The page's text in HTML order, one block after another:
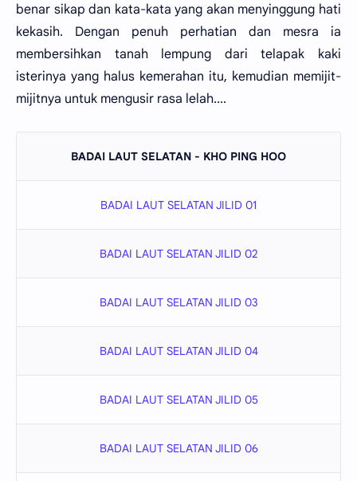
benar sikap dan kata-kata yang akan menyinggung hati
kekasih. Dengan penuh perhatian dan mesra ia
membersihkan tanah lempung dari telapak kaki
isterinya yang halus kemerahan itu, kemudian memijit-
mijitnya untuk mengusir rasa lelah....
BADAI LAUT SELATAN - KHO PING HOO
BADAI LAUT SELATAN JILID 01
BADAI LAUT SELATAN JILID 02
BADAI LAUT SELATAN JILID 03
BADAI LAUT SELATAN JILID 04
BADAI LAUT SELATAN JILID 05
BADAI LAUT SELATAN JILID 06